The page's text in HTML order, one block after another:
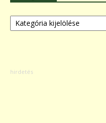
Kategóriák